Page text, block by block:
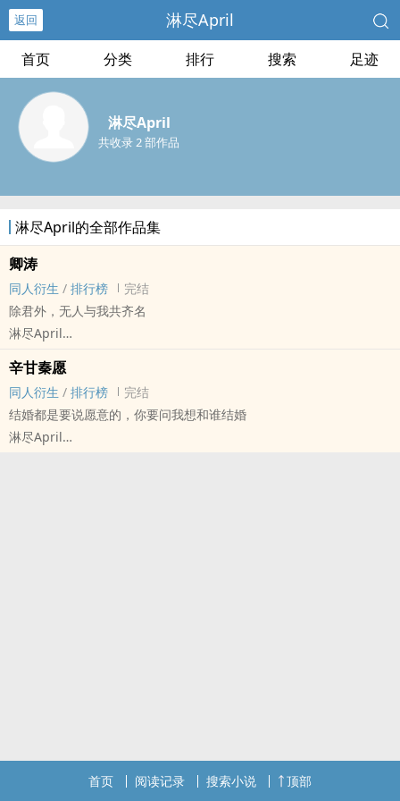
返回 淋尽April
首页 分类 排行 搜索 足迹
淋尽April
共收录 2 部作品
淋尽April的全部作品集
卿涛
同人衍生 / 排行榜
完结
除君外，无人与我共齐名
淋尽April
天生宿敌，永世爱侣
辛甘秦愿
同人衍生 / 排行榜
完结
结婚都是要说愿意的，你要问我想和谁结婚
淋尽April
首页 阅读记录 搜索小说 顶部